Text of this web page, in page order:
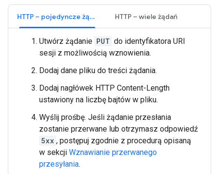
HTTP – pojedyncze żądanie HTTP – wiele żądań
Utwórz żądanie PUT do identyfikatora URI
sesji z możliwością wznowienia.
Dodaj dane pliku do treści żądania.
Dodaj nagłówek HTTP Content-Length
ustawiony na liczbę bajtów w pliku.
Wyślij prośbę. Jeśli żądanie przesłania
zostanie przerwane lub otrzymasz odpowiedź
5xx , postępuj zgodnie z procedurą opisaną
w sekcji Wznawianie przerwanego
przesyłania.